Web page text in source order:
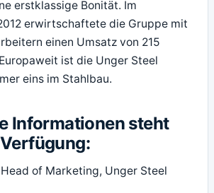
erstklassige Bonität. Im
erwirtschaftete die Gruppe mit
einen Umsatz von 215
ist die Unger Steel
eins im Stahlbau.
Informationen steht
of Marketing, Unger Steel